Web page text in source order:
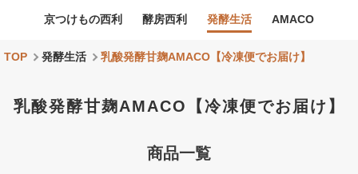
京つけもの西利 酵房西利 発酵生活 AMACO
TOP 発酵生活 乳酸発酵甘麹AMACO【冷凍便でお届け】
乳酸発酵甘麹AMACO【冷凍便でお届け】
商品一覧